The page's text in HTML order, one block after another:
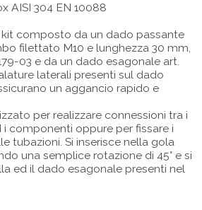
AISI 304 EN 10088
kit composto da un dado passante
filettato M10 e lunghezza 30 mm,
03 e da un dado esagonale art.
laterali presenti sul dado
un aggancio rapido e
per realizzare connessioni tra i
componenti oppure per fissare i
tubazioni. Si inserisce nella gola
una semplice rotazione di 45° e si
ed il dado esagonale presenti nel